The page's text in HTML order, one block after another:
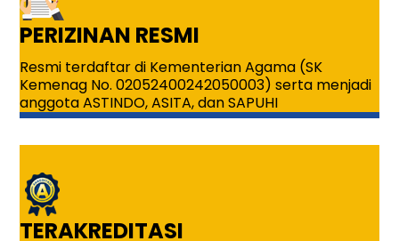
PERIZINAN RESMI
Resmi terdaftar di Kementerian Agama (SK
Kemenag No. 02052400242050003) serta menjadi
anggota ASTINDO, ASITA, dan SAPUHI
TERAKREDITASI